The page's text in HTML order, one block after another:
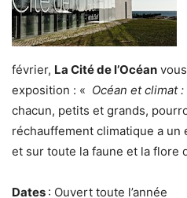
février, La Cité de l’Océan
exposition : « Océan et climat
chacun, petits et grands,
réchauffement climatique a un
et sur toute la faune et la flore
Dates : Ouvert toute l’année